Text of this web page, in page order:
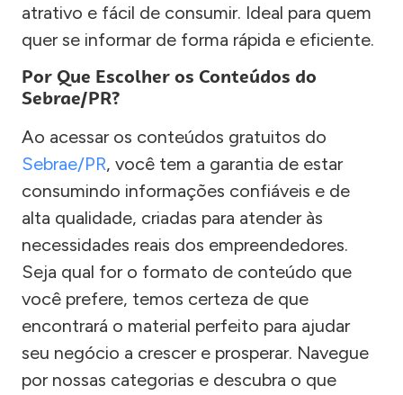
atrativo e fácil de consumir. Ideal para quem
quer se informar de forma rápida e eficiente.
Por Que Escolher os Conteúdos do
Sebrae/PR?
Ao acessar os conteúdos gratuitos do
Sebrae/PR, você tem a garantia de estar
consumindo informações confiáveis e de
alta qualidade, criadas para atender às
necessidades reais dos empreendedores.
Seja qual for o formato de conteúdo que
você prefere, temos certeza de que
encontrará o material perfeito para ajudar
seu negócio a crescer e prosperar. Navegue
por nossas categorias e descubra o que